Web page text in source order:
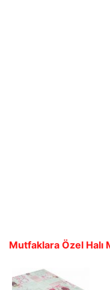
Mutfaklara Özel Halı